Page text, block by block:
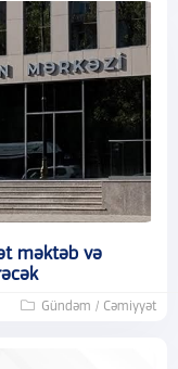
məktəb və
Gündəm / Cəmiyyət